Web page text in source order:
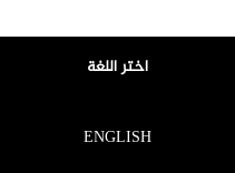
اختر اللغة
ENGLISH